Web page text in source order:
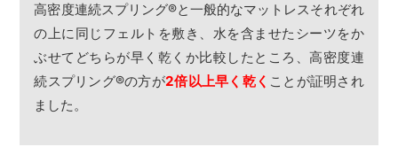
高密度連続スプリング®と一般的なマットレスそれぞれ
の上に同じフェルトを敷き、水を含ませたシーツをか
ぶせてどちらが早く乾くか比較したところ、高密度連
続スプリング®の方が2倍以上早く乾く ことが証明され
ました。